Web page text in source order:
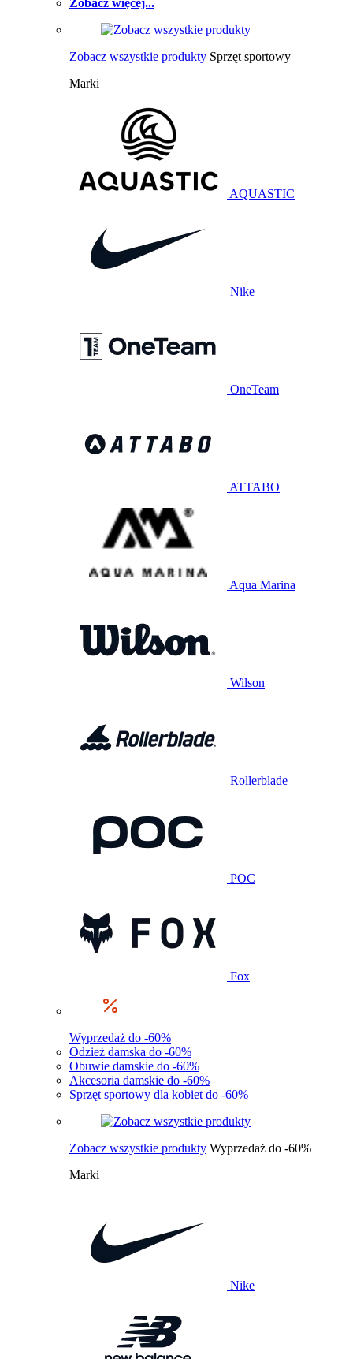
Zobacz więcej...
Zobacz wszystkie produkty Sprzęt sportowy
Marki
AQUASTIC
Nike
OneTeam
ATTABO
Aqua Marina
Wilson
Rollerblade
POC
Fox
Wyprzedaż do -60%
Odzież damska do -60%
Obuwie damskie do -60%
Akcesoria damskie do -60%
Sprzęt sportowy dla kobiet do -60%
Zobacz wszystkie produkty Wyprzedaż do -60%
Marki
Nike